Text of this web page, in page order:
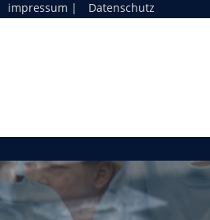
impressum | Datenschutz